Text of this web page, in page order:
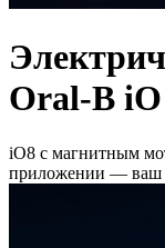
Oral-B iO
iO8 с магнитным
приложении — ваш